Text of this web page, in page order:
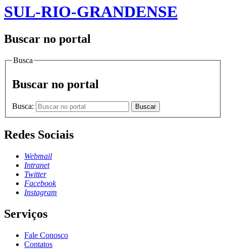
SUL-RIO-GRANDENSE
Buscar no portal
Busca
Buscar no portal
Busca: Buscar
Redes Sociais
Webmail
Intranet
Twitter
Facebook
Instagram
Serviços
Fale Conosco
Contatos